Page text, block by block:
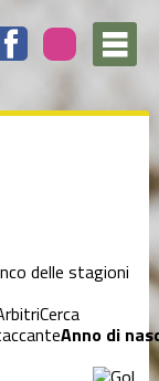
delle stagioni
Cerca
Anno di